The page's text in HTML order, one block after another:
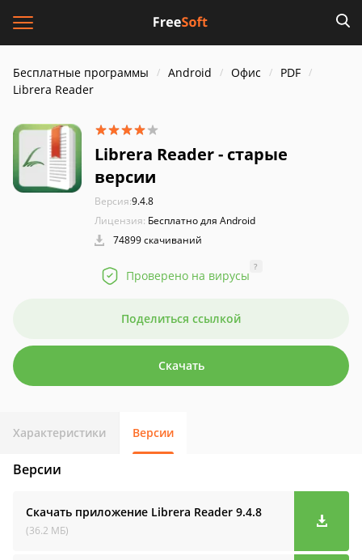
Бесплатные программы Android Офис
PDF
Librera Reader
Librera Reader - старые
версии
Версия:9.4.8
Лицензия: Бесплатно для Android
74899 скачиваний
Проверено на вирусы
?
Поделиться ссылкой
Скачать
Характеристики Версии
Версии
Скачать приложение Librera Reader 9.4.8
(36.2 МБ)